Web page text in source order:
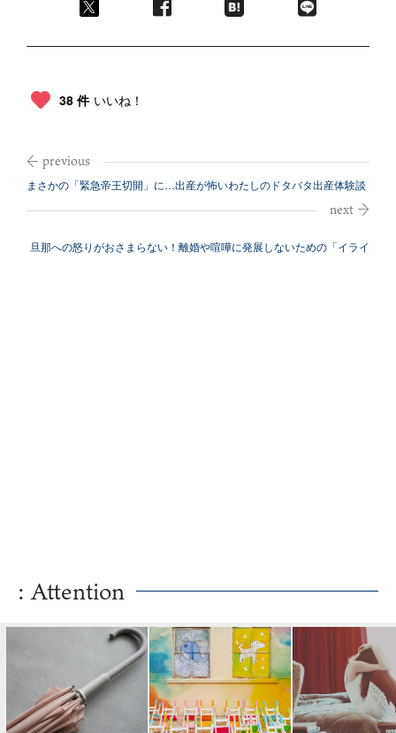
38 件 いいね！
まさかの「緊急帝王切開」に…出産が怖いわたしのドタバタ出産体験談
旦那への怒りがおさまらない！離婚や喧嘩に発展しないための「イライ
: Attention